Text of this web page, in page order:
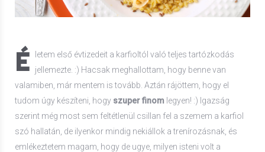
É
letem első évtizedeit a karfioltól való teljes tartózkodás
jellemezte. :) Hacsak meghallottam, hogy benne van
valamiben, már mentem is tovább. Aztán rájöttem, hogy el
tudom úgy készíteni, hogy szuper finom legyen! :) Igazság
szerint még most sem feltétlenül csillan fel a szemem a karfiol
szó hallatán, de ilyenkor mindig nekiállok a trenírozásnak, és
emlékeztetem magam, hogy de ugye, milyen isteni volt a